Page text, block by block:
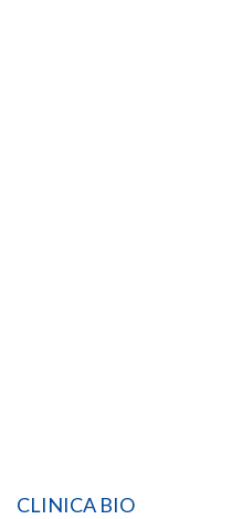
CLINICA BIO